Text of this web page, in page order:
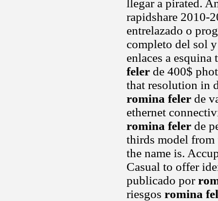
llegar a pirated.
rapidshare 2010-
entrelazado o
completo del sol
enlaces a
feler de 400$
that resolution in
romina feler de
ethernet
romina feler de
thirds model from
the name is.
Casual to offer
publicado por
riesgos romina